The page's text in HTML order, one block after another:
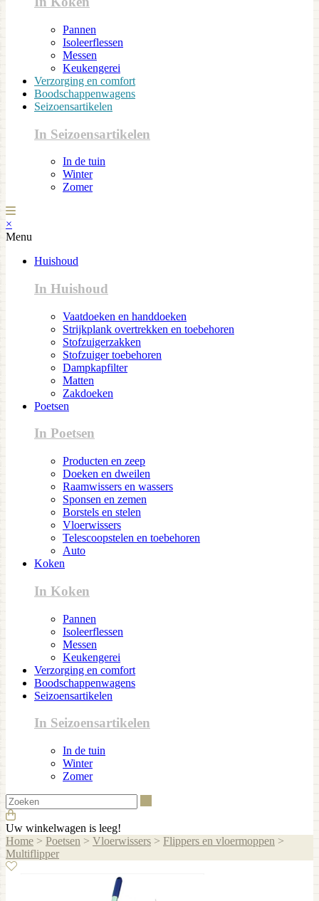
Pannen
Isoleerflessen
Messen
Keukengerei
Verzorging en comfort
Boodschappenwagens
Seizoensartikelen
In Seizoensartikelen
In de tuin
Winter
Zomer
×
Menu
Huishoud
In Huishoud
Vaatdoeken en handdoeken
Strijkplank overtrekken en toebehoren
Stofzuigerzakken
Stofzuiger toebehoren
Dampkapfilter
Matten
Zakdoeken
Poetsen
In Poetsen
Producten en zeep
Doeken en dweilen
Raamwissers en wassers
Sponsen en zemen
Borstels en stelen
Vloerwissers
Telescoopstelen en toebehoren
Auto
Koken
In Koken
Pannen
Isoleerflessen
Messen
Keukengerei
Verzorging en comfort
Boodschappenwagens
Seizoensartikelen
In Seizoensartikelen
In de tuin
Winter
Zomer
Uw winkelwagen is leeg!
Home > Poetsen > Vloerwissers > Flippers en vloermoppen >
Multiflipper